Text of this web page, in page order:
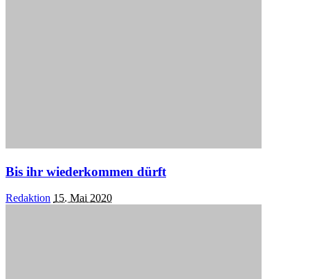
Bis ihr wiederkommen dürft
Posted
Redaktion 15. Mai 2020